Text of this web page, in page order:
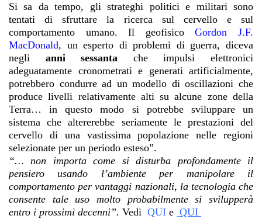
Si sa da tempo, gli strateghi politici e militari sono
tentati di sfruttare la ricerca sul cervello e sul
comportamento umano. Il geofisicoGordon J.F.
MacDonald, un esperto di problemi di guerra, diceva
negli anni sessanta che impulsi elettronici
adeguatamente cronometrati e generati artificialmente,
potrebbero condurre ad un modello di oscillazioni che
produce livelli relativamente alti su alcune zone della
Terra… in questo modo si potrebbe sviluppare un
sistema che altererebbe seriamente le prestazioni del
cervello di una vastissima popolazione nelle regioni
selezionate per un periodo esteso”.
“… non importa come si disturba profondamente il
pensiero usando l’ambiente per manipolare il
comportamento per vantaggi nazionali, la tecnologia che
consente tale uso molto probabilmente si svilupperà
entro i prossimi decenni”. Vedi QUI e QUI